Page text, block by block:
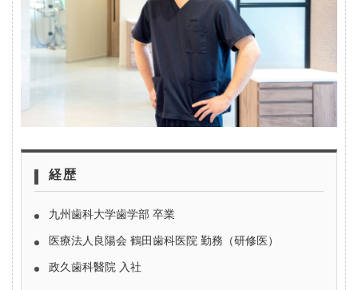
経歴
九州歯科大学歯学部 卒業
医療法人良陽会 鶴田歯科医院 勤務（研修医）
政久歯科醫院 入社